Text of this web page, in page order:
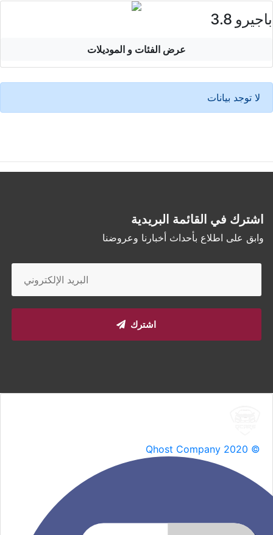
باجيرو 3.8
عرض الفئات و الموديلات
لا توجد بيانات
اشترك في القائمة البريدية
وابق على اطلاع بأحداث أخبارنا وعروضنا
اشترك
Qhost Company 2020 ©